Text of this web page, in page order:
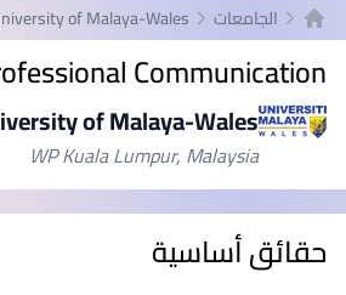
الصفحة الرئيسية
الجامعات of Malaya-Wales
Communication
of Malaya-Wales
WP Kuala Lumpur, Malaysia
حقائق أساسية